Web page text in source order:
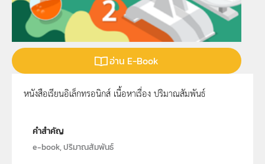
อ่าน E-Book
หนังสือเรียนอิเล็กทรอนิกส์ เนื้อหาเรื่อง ปริมาณสัมพันธ์
คำสำคัญ
e-book, ปริมาณสัมพันธ์